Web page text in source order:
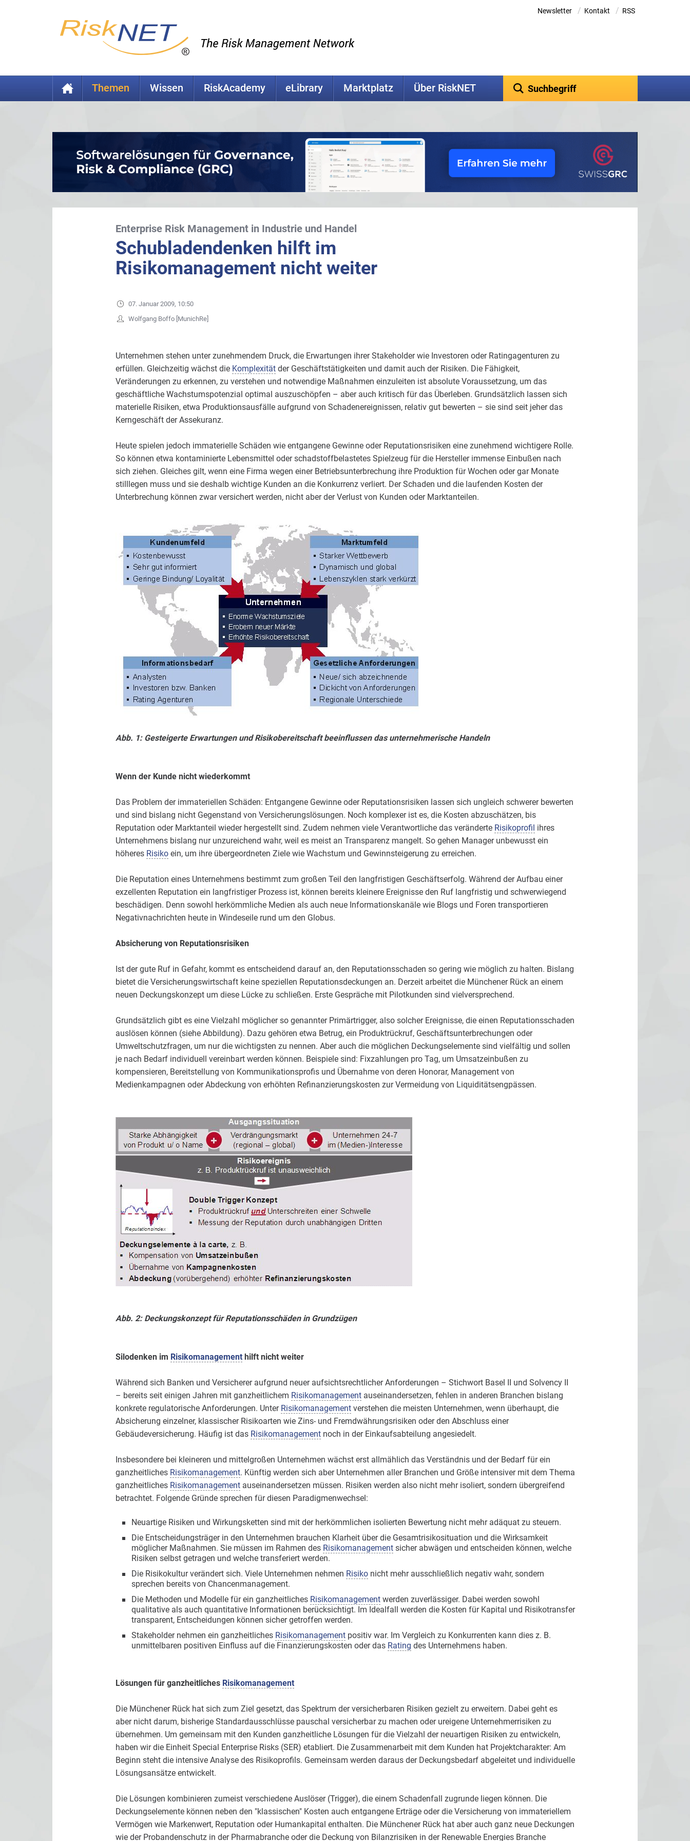
Newsletter / Kontakt / RSS
Themen Wissen RiskAcademy eLibrary Marktplatz Über RiskNET
Enterprise Risk Management in Industrie und Handel
Schubladendenken hilft im
Risikomanagement nicht weiter
07. Januar 2009, 10:50
Wolfgang Boffo [MunichRe]
Unternehmen stehen unter zunehmendem Druck, die Erwartungen ihrer Stakeholder wie Investoren oder Ratingagenturen zu
erfüllen. Gleichzeitig wächst die Komplexitätder Geschäftstätigkeiten und damit auch der Risiken. Die Fähigkeit,
Veränderungen zu erkennen, zu verstehen und notwendige Maßnahmen einzuleiten ist absolute Voraussetzung, um das
geschäftliche Wachstumspotenzial optimal auszuschöpfen – aber auch kritisch für das Überleben. Grundsätzlich lassen sich
materielle Risiken, etwa Produktionsausfälle aufgrund von Schadenereignissen, relativ gut bewerten – sie sind seit jeher das
Kerngeschäft der Assekuranz.
Heute spielen jedoch immaterielle Schäden wie entgangene Gewinne oder Reputationsrisiken eine zunehmend wichtigere Rolle.
So können etwa kontaminierte Lebensmittel oder schadstoffbelastetes Spielzeug für die Hersteller immense Einbußen nach
sich ziehen. Gleiches gilt, wenn eine Firma wegen einer Betriebsunterbrechung ihre Produktion für Wochen oder gar Monate
stilllegen muss und sie deshalb wichtige Kunden an die Konkurrenz verliert. Der Schaden und die laufenden Kosten der
Unterbrechung können zwar versichert werden, nicht aber der Verlust von Kunden oder Marktanteilen.
Abb. 1: Gesteigerte Erwartungen und Risikobereitschaft beeinflussen das unternehmerische Handeln
Wenn der Kunde nicht wiederkommt
Das Problem der immateriellen Schäden: Entgangene Gewinne oder Reputationsrisiken lassen sich ungleich schwerer bewerten
und sind bislang nicht Gegenstand von Versicherungslösungen. Noch komplexer ist es, die Kosten abzuschätzen, bis
Reputation oder Marktanteil wieder hergestellt sind. Zudem nehmen viele Verantwortliche das veränderte Risikoprofil ihres
Unternehmens bislang nur unzureichend wahr, weil es meist an Transparenz mangelt. So gehen Manager unbewusst ein
höheres Risikoein, um ihre übergeordneten Ziele wie Wachstum und Gewinnsteigerung zu erreichen.
Die Reputation eines Unternehmens bestimmt zum großen Teil den langfristigen Geschäftserfolg. Während der Aufbau einer
exzellenten Reputation ein langfristiger Prozess ist, können bereits kleinere Ereignisse den Ruf langfristig und schwerwiegend
beschädigen. Denn sowohl herkömmliche Medien als auch neue Informationskanäle wie Blogs und Foren transportieren
Negativnachrichten heute in Windeseile rund um den Globus.
Absicherung von Reputationsrisiken
Ist der gute Ruf in Gefahr, kommt es entscheidend darauf an, den Reputationsschaden so gering wie möglich zu halten. Bislang
bietet die Versicherungswirtschaft keine speziellen Reputationsdeckungen an. Derzeit arbeitet die Münchener Rück an einem
neuen Deckungskonzept um diese Lücke zu schließen. Erste Gespräche mit Pilotkunden sind vielversprechend.
Grundsätzlich gibt es eine Vielzahl möglicher so genannter Primärtrigger, also solcher Ereignisse, die einen Reputationsschaden
auslösen können (siehe Abbildung). Dazu gehören etwa Betrug, ein Produktrückruf, Geschäftsunterbrechungen oder
Umweltschutzfragen, um nur die wichtigsten zu nennen. Aber auch die möglichen Deckungselemente sind vielfältig und sollen
je nach Bedarf individuell vereinbart werden können. Beispiele sind: Fixzahlungen pro Tag, um Umsatzeinbußen zu
kompensieren, Bereitstellung von Kommunikationsprofis und Übernahme von deren Honorar, Management von
Medienkampagnen oder Abdeckung von erhöhten Refinanzierungskosten zur Vermeidung von Liquiditätsengpässen.
Abb. 2: Deckungskonzept für Reputationsschäden in Grundzügen
Silodenken im Risikomanagementhilft nicht weiter
Während sich Banken und Versicherer aufgrund neuer aufsichtsrechtlicher Anforderungen – Stichwort Basel II und Solvency II
– bereits seit einigen Jahren mit ganzheitlichem Risikomanagementauseinandersetzen, fehlen in anderen Branchen bislang
konkrete regulatorische Anforderungen. Unter Risikomanagementverstehen die meisten Unternehmen, wenn überhaupt, die
Absicherung einzelner, klassischer Risikoarten wie Zins- und Fremdwährungsrisiken oder den Abschluss einer
Gebäudeversicherung. Häufig ist das Risikomanagementnoch in der Einkaufsabteilung angesiedelt.
Insbesondere bei kleineren und mittelgroßen Unternehmen wächst erst allmählich das Verständnis und der Bedarf für ein
ganzheitliches Risikomanagement. Künftig werden sich aber Unternehmen aller Branchen und Größe intensiver mit dem Thema
ganzheitliches Risikomanagementauseinandersetzen müssen. Risiken werden also nicht mehr isoliert, sondern übergreifend
betrachtet. Folgende Gründe sprechen für diesen Paradigmenwechsel:
Neuartige Risiken und Wirkungsketten sind mit der herkömmlichen isolierten Bewertung nicht mehr adäquat zu steuern.
Die Entscheidungsträger in den Unternehmen brauchen Klarheit über die Gesamtrisikosituation und die Wirksamkeit
möglicher Maßnahmen. Sie müssen im Rahmen des Risikomanagementsicher abwägen und entscheiden können, welche
Risiken selbst getragen und welche transferiert werden.
Die Risikokultur verändert sich. Viele Unternehmen nehmen Risikonicht mehr ausschließlich negativ wahr, sondern
sprechen bereits von Chancenmanagement.
Die Methoden und Modelle für ein ganzheitliches Risikomanagementwerden zuverlässiger. Dabei werden sowohl
qualitative als auch quantitative Informationen berücksichtigt. Im Idealfall werden die Kosten für Kapital und Risikotransfer
transparent, Entscheidungen können sicher getroffen werden.
Stakeholder nehmen ein ganzheitliches Risikomanagementpositiv war. Im Vergleich zu Konkurrenten kann dies z. B.
unmittelbaren positiven Einfluss auf die Finanzierungskosten oder das Rating des Unternehmens haben.
Lösungen für ganzheitliches Risikomanagement
Die Münchener Rück hat sich zum Ziel gesetzt, das Spektrum der versicherbaren Risiken gezielt zu erweitern. Dabei geht es
aber nicht darum, bisherige Standardausschlüsse pauschal versicherbar zu machen oder ureigene Unternehmerrisiken zu
übernehmen. Um gemeinsam mit den Kunden ganzheitliche Lösungen für die Vielzahl der neuartigen Risiken zu entwickeln,
haben wir die Einheit Special Enterprise Risks (SER) etabliert. Die Zusammenarbeit mit dem Kunden hat Projektcharakter: Am
Beginn steht die intensive Analyse des Risikoprofils. Gemeinsam werden daraus der Deckungsbedarf abgeleitet und individuelle
Lösungsansätze entwickelt.
Die Lösungen kombinieren zumeist verschiedene Auslöser (Trigger), die einem Schadenfall zugrunde liegen können. Die
Deckungselemente können neben den "klassischen" Kosten auch entgangene Erträge oder die Versicherung von immateriellem
Vermögen wie Markenwert, Reputation oder Humankapital enthalten. Die Münchener Rück hat aber auch ganz neue Deckungen
wie der Probandenschutz in der Pharmabranche oder die Deckung von Bilanzrisiken in der Renewable Energies Branche